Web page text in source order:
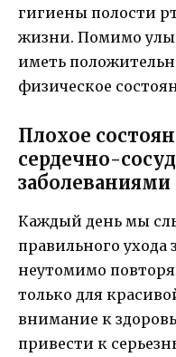
гигиены полости
жизни. Помимо
иметь
физическое
Плохое
сердечно-
заболеваниями
Каждый день мы
правильного ухода
неутомимо
только для
внимание к
привести к